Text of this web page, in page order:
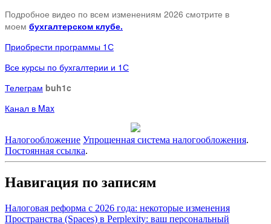
Подробное видео по всем изменениям 2026 смотрите в
моем бухгалтерском клубе.
Приобрести программы 1С
Все курсы по бухгалтерии и 1С
Телеграм buh1c
Канал в Max
Налогообложение Упрощенная система налогообложения.
Постоянная ссылка.
Навигация по записям
Налоговая реформа с 2026 года: некоторые изменения
Пространства (Spaces) в Perplexity: ваш персональный